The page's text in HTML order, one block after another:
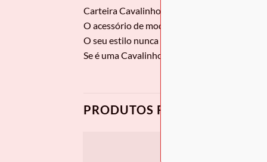
Carteira Cavalinho
O acessório de moda que faltava! Carteira
O seu estilo nunca foi tão prático!
Se é uma Cavalinho Lover e acompanha o
PRODUTOS RELACIONADOS